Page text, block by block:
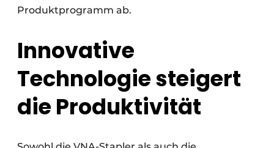
Produktprogramm ab.
Innovative
Technologie steigert
die Produktivität